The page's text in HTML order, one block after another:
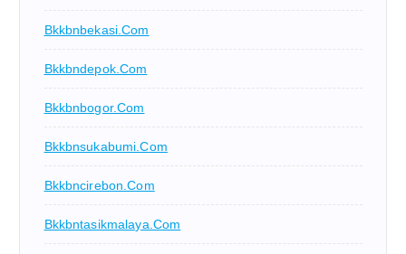
Bkkbnbekasi.com
Bkkbndepok.com
Bkkbnbogor.com
Bkkbnsukabumi.com
Bkkbncirebon.com
Bkkbntasikmalaya.com